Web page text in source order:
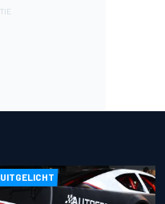
UITGELICHT